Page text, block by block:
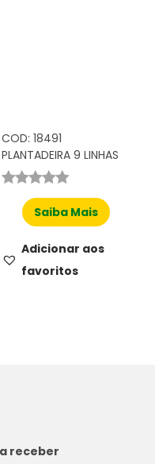
COD: 18491
PLANTADEIRA 9 LINHAS
Saiba Mais
Adicionar aos
favoritos
receber